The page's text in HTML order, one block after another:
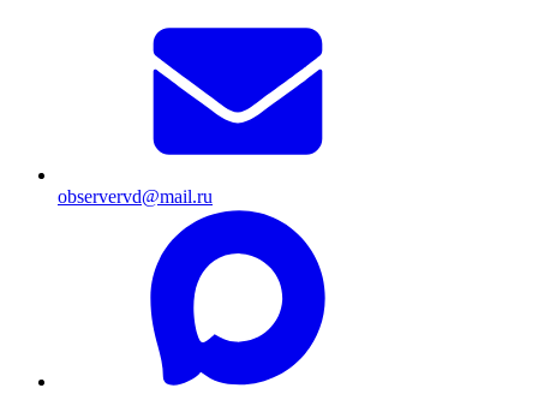
observervd@mail.ru